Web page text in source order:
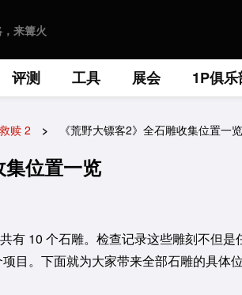
评测 工具 展会 1P俱乐
赎 2 《荒野大镖客2》全石雕收集位置一览
集位置一览
有 10 个石雕。检查记录这些雕刻不但是
目。下面就为大家带来全部石雕的具体位